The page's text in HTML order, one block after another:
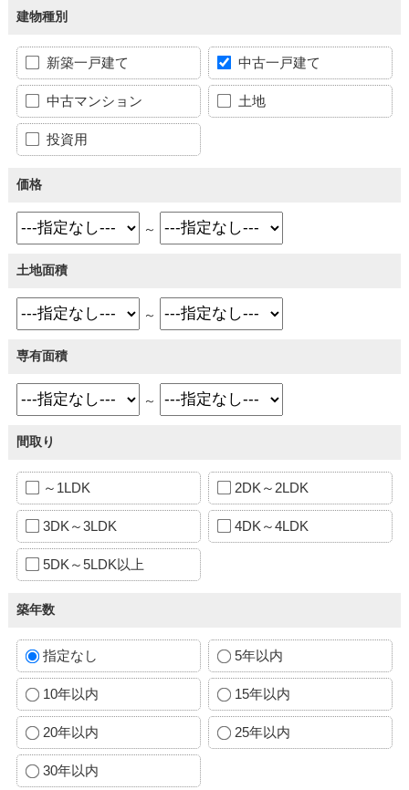
建物種別
新築一戸建て 中古一戸建て
中古マンション 土地
投資用
価格
～
土地面積
～
専有面積
～
間取り
～1LDK 2DK～2LDK
3DK～3LDK 4DK～4LDK
5DK～5LDK以上
築年数
指定なし 5年以内
10年以内 15年以内
20年以内 25年以内
30年以内